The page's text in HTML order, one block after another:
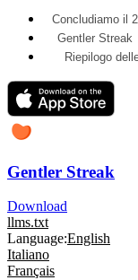
Concludiamo il
Gentler Streak
Riepilogo
Gentler Streak
Download
llms.txt
Language:English
Italiano
Français